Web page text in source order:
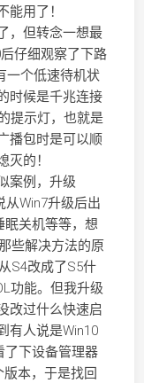
能用了！
，但转念一想最
仔细观察了下路
一个低速待机状
时候是千兆连接
提示灯，也就是
播包时是可以顺
的！
案例，升级
Win7升级后出
眠关机等等，想
些解决方法的原
S4改成了S5什
功能。但我升级
改过什么快速启
有人说是Win10
了下设备管理器
本，于是找回